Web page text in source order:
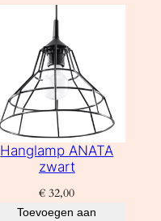
Hanglamp ANATA
zwart
€ 32,00
Toevoegen aan